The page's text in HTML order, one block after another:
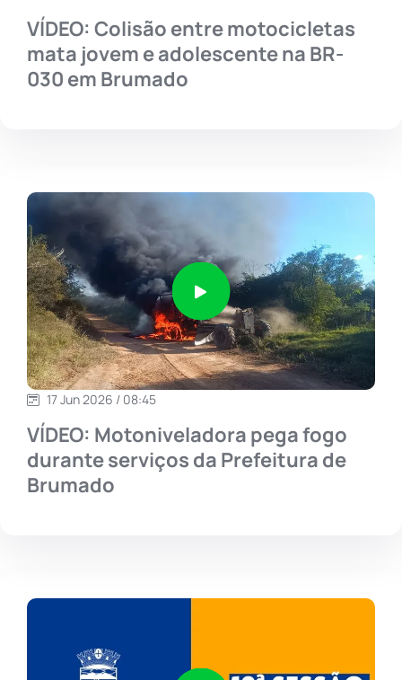
VÍDEO: Colisão entre motocicletas
mata jovem e adolescente na BR-
030 em Brumado
17 Jun 2026 / 08:45
VÍDEO: Motoniveladora pega fogo
durante serviços da Prefeitura de
Brumado